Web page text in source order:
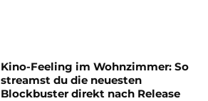
Kino-Feeling im Wohnzimmer: So
streamst du die neuesten
Blockbuster direkt nach Release